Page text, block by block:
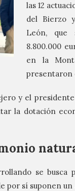
las 12
del Bierzo
León, que
8.800.000
en la
presentaron
y el
la dotación
se
por sí suponen